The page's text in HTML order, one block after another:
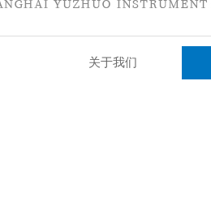
关于我们